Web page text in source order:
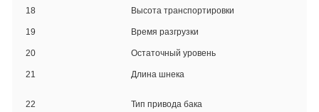
18
Высота транспортировки
19 Время разгрузки
20 Остаточный уровень
21 Длина шнека
22 Тип привода бака